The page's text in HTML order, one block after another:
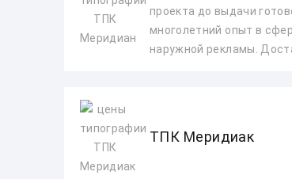
проекта до выдачи
многолетний опыт в
наружной рекламы.
ТПК Меридиак